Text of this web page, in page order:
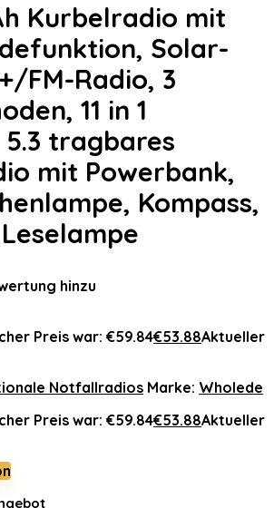
Kurbelradio mit
Solar-
FM-Radio, 3
11 in 1
tragbares
mit Powerbank,
Kompass,
hinzu
Preis war: €59.84€53.88Aktueller
Notfallradios Marke: Wholede
Preis war: €59.84€53.88Aktueller